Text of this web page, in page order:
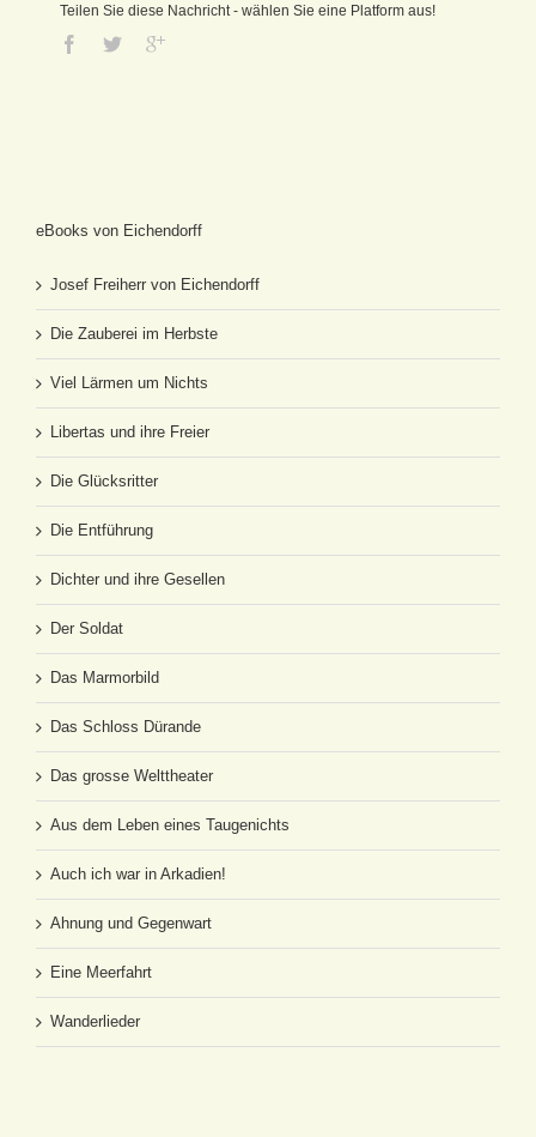
Teilen Sie diese Nachricht - wählen Sie eine Platform aus!
eBooks von Eichendorff
Josef Freiherr von Eichendorff
Die Zauberei im Herbste
Viel Lärmen um Nichts
Libertas und ihre Freier
Die Glücksritter
Die Entführung
Dichter und ihre Gesellen
Der Soldat
Das Marmorbild
Das Schloss Dürande
Das grosse Welttheater
Aus dem Leben eines Taugenichts
Auch ich war in Arkadien!
Ahnung und Gegenwart
Eine Meerfahrt
Wanderlieder